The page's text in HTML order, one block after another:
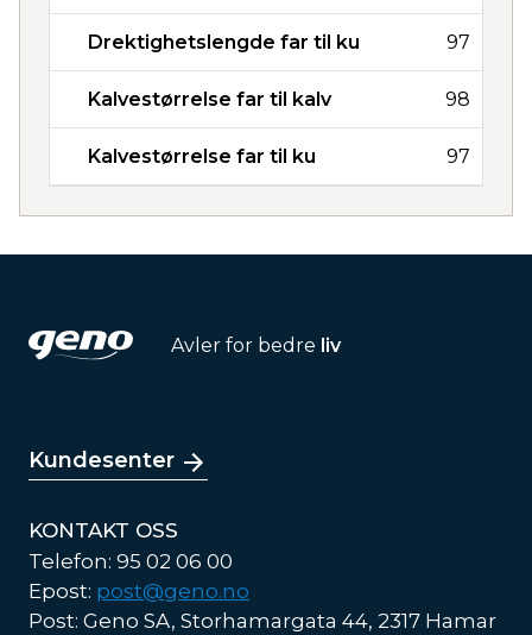
Drektighetslengde far til ku 97
Kalvestørrelse far til kalv 98
Kalvestørrelse far til ku 97
Avler for bedre liv
Kundesenter
KONTAKT OSS
Telefon: 95 02 06 00
Epost: post@geno.no
Post: Geno SA, Storhamargata 44, 2317 Hamar